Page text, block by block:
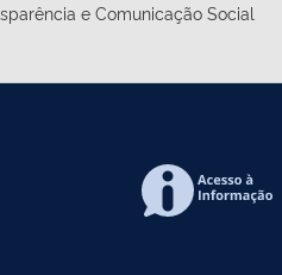
e Comunicação Social